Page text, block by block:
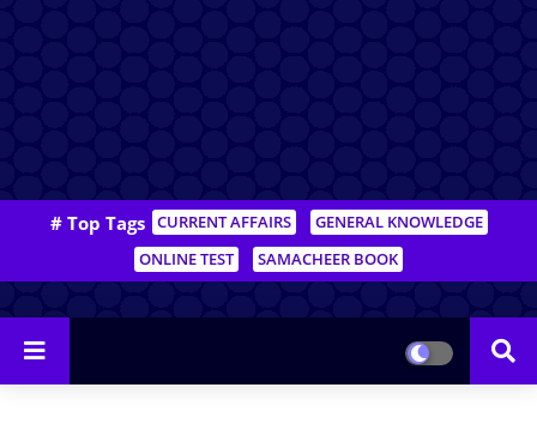
# Top Tags CURRENT AFFAIRS
GENERAL KNOWLEDGE
ONLINE TEST
SAMACHEER BOOK